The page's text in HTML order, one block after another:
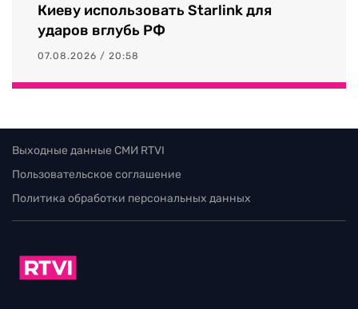
Киеву использовать Starlink для
ударов вглубь РФ
07.08.2026 / 20:58
Выходные данные СМИ RTVI
Пользовательское соглашение
Политика обработки персональных данных